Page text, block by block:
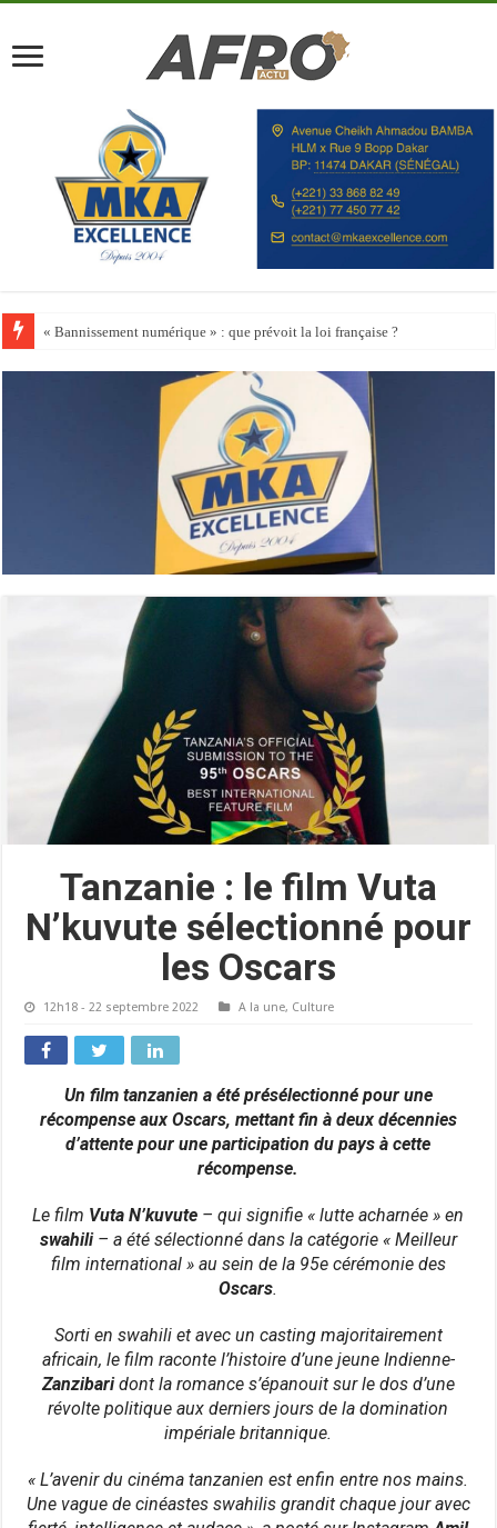
« Bannissement numérique » : que prévoit la loi française ?
Tanzanie : le film Vuta
N’kuvute sélectionné pour
les Oscars
12h18 - 22 septembre 2022 A la une, Culture
Un film tanzanien a été présélectionné pour une
récompense aux Oscars, mettant fin à deux décennies
d’attente pour une participation du pays à cette
récompense.
Le film Vuta N’kuvute – qui signifie « lutte acharnée » en
swahili– a été sélectionné dans la catégorie « Meilleur
film international » au sein de la 95e cérémonie des
Oscars.
Sorti en swahili et avec un casting majoritairement
africain, le film raconte l’histoire d’une jeune Indienne-
Zanzibaridont la romance s’épanouit sur le dos d’une
révolte politique aux derniers jours de la domination
impériale britannique.
« L’avenir du cinéma tanzanien est enfin entre nos mains.
Une vague de cinéastes swahilis grandit chaque jour avec